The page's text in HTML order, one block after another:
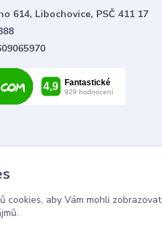
614, Libochovice, PSČ 411 17
cookies, aby Vám mohli zobrazovat